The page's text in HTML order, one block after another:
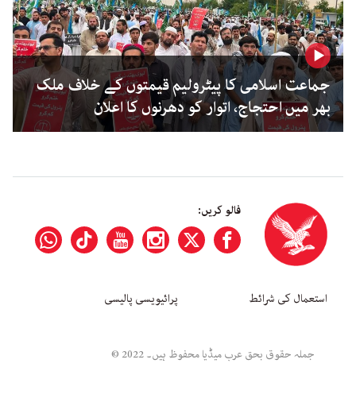
جماعت اسلامی کا پیٹرولیم قیمتوں کے خلاف ملک
بھر میں احتجاج، اتوار کو دھرنوں کا اعلان
فالو کریں:
استعمال کی شرائط پرائیویسی پالیسی
جملہ حقوق بحق عرب میڈیا محفوظ ہیں۔ 2022 ©